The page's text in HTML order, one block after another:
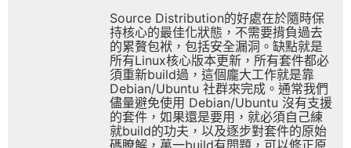
Source Distribution的好處在於隨時保
持核心的最佳化狀態，不需要揹負過去
的累贅包袱，包括安全漏洞。缺點就是
所有Linux核心版本更新，所有套件都必
須重新build過，這個龐大工作就是靠
Debian/Ubuntu 社群來完成。通常我們
儘量避免使用 Debian/Ubuntu 沒有支援
的套件，如果還是要用，就必須自己練
就build的功夫，以及逐步對套件的原始
碼瞭解，萬一build有問題，可以修正原